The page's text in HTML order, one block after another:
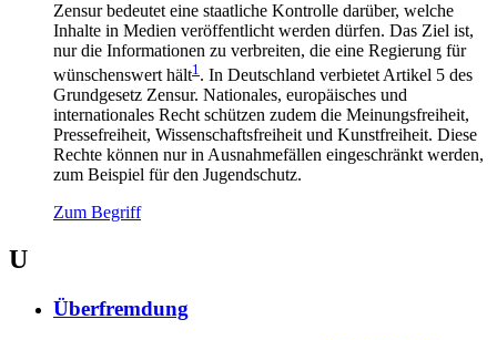
Zensur bedeutet eine staatliche Kontrolle darüber, welche
Inhalte in Medien veröffentlicht werden dürfen. Das Ziel ist,
nur die Informationen zu verbreiten, die eine Regierung für
wünschenswert hält1. In Deutschland verbietet Artikel 5 des
Grundgesetz Zensur. Nationales, europäisches und
internationales Recht schützen zudem die Meinungsfreiheit,
Pressefreiheit, Wissenschaftsfreiheit und Kunstfreiheit. Diese
Rechte können nur in Ausnahmefällen eingeschränkt werden,
zum Beispiel für den Jugendschutz.
Zum Begriff
U
Überfremdung